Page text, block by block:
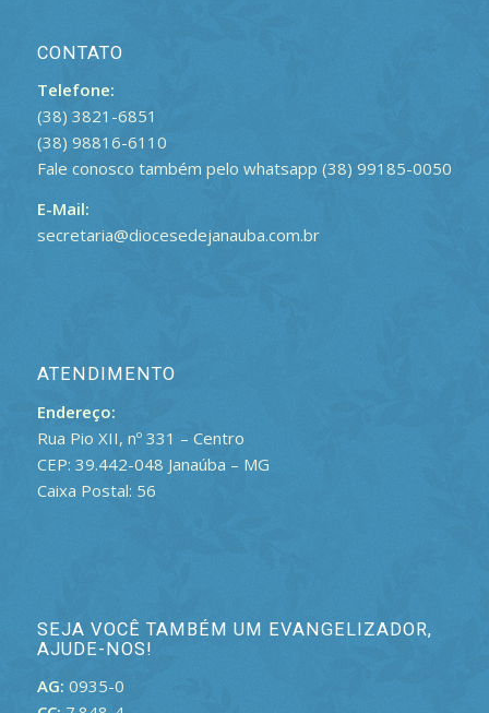
CONTATO
Telefone:
(38) 3821-6851
(38) 98816-6110
Fale conosco também pelo whatsapp (38) 99185-0050
E-Mail:
secretaria@diocesedejanauba.com.br
ATENDIMENTO
Endereço:
Rua Pio XII, nº 331 – Centro
CEP: 39.442-048 Janaúba – MG
Caixa Postal: 56
SEJA VOCÊ TAMBÉM UM EVANGELIZADOR,
AJUDE-NOS!
AG: 0935-0